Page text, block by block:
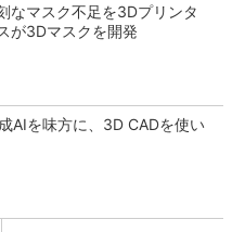
なマスク不足を3Dプリンタ
が3Dマスクを開発
AIを味方に、3D CADを使い